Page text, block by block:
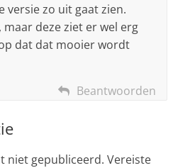
versie zo uit gaat zien.
deze ziet er wel erg
dat dat mooier wordt
Beantwoorden
niet gepubliceerd. Vereiste